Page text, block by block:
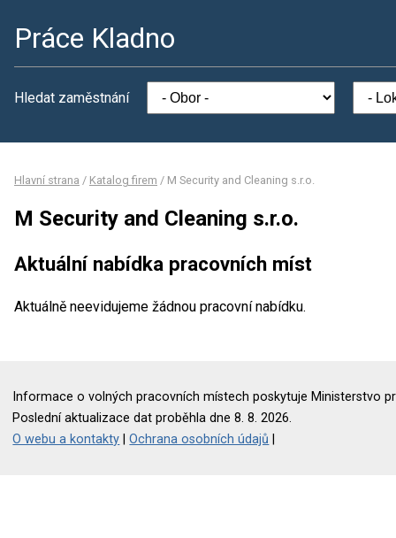
Práce Kladno
Hledat zaměstnání
Hlavní strana / Katalog firem / M Security and Cleaning s.r.o.
M Security and Cleaning s.r.o.
Aktuální nabídka pracovních míst
Aktuálně neevidujeme žádnou pracovní nabídku.
Informace o volných pracovních místech poskytuje Ministerstvo
Poslední aktualizace dat proběhla dne 8. 8. 2026.
O webu a kontakty |Ochrana osobních údajů